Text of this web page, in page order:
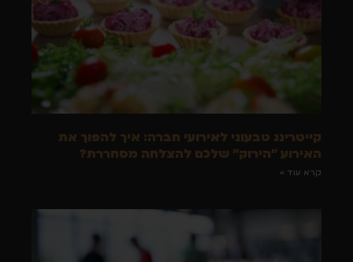
קייטרינג טבעוני לאירועי חברה: איך להפוך את
האירוע "הירוק" שלכם להצלחה מסחררת?
קרא עוד »